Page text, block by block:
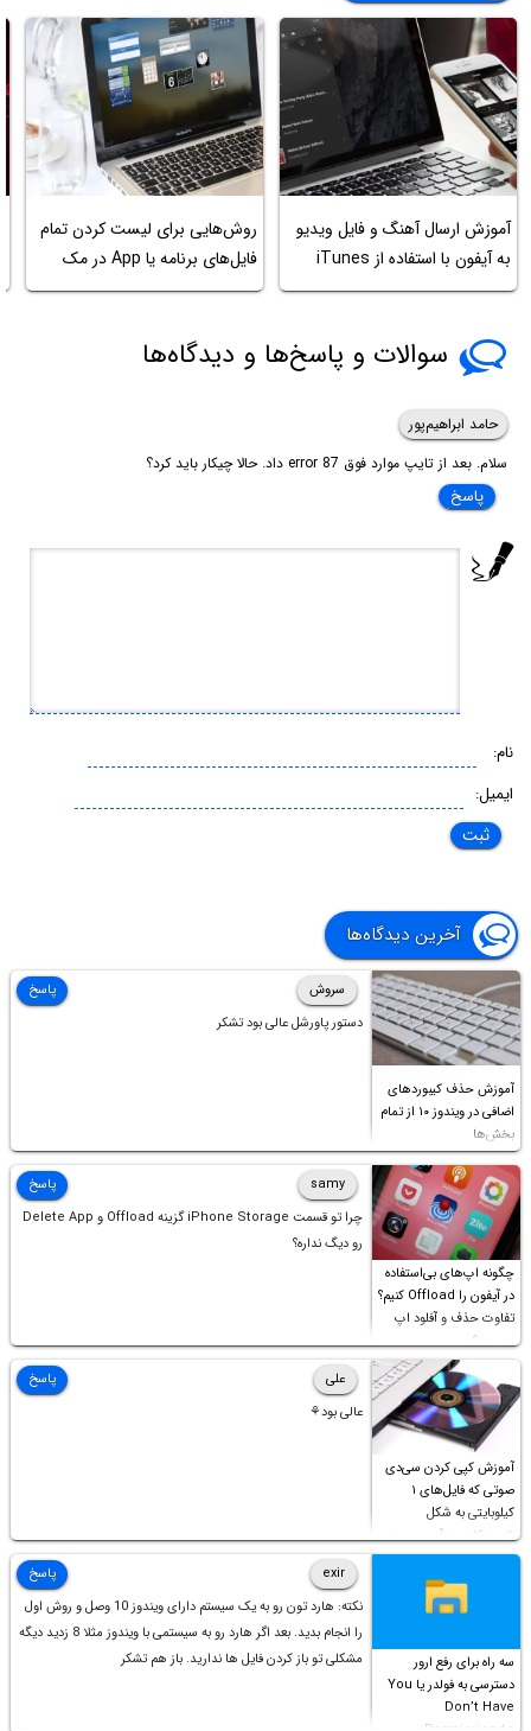
آموزش ارسال آهنگ و فایل ویدیو
به آیفون با استفاده از iTunes
روش‌هایی برای لیست کردن تمام
فایل‌های برنامه یا App در مک
سوالات و پاسخ‌ها و دیدگاه‌ها
حامد ابراهیم‌پور
سلام. بعد از تایپ موارد فوق error 87 داد. حالا چیکار باید کرد؟
پاسخ
نام:
ایمیل:
آخرین دیدگاه‌ها
آموزش حذف کیبوردهای
اضافی در ویندوز ۱۰ از تمام
بخش‌ها
سروش
دستور پاورشل عالی بود تشکر
پاسخ
چگونه اپ‌های بی‌استفاده
در آیفون را Offload کنیم؟
تفاوت حذف و آفلود اپ
چیست؟
samy
چرا تو قسمت iPhone Storage گزینه Offload و Delete App
رو دیگ نداره؟
پاسخ
آموزش کپی کردن سی‌دی
صوتی که فایل‌های ۱
کیلوبایتی به شکل
شورت‌کات در آن موجود
است!
علی
عالی بود⚘
پاسخ
سه راه برای رفع ارور
دسترسی به فولدر یا You
Don’t Have
exir
نکته: هارد تون رو به یک سیستم دارای ویندوز 10 وصل و روش اول
را انجام بدید. بعد اگر هارد رو به سیستمی با ویندوز مثلا 8 زدید دیگه
مشکلی تو باز کردن فایل ها ندارید. باز هم تشکر
پاسخ